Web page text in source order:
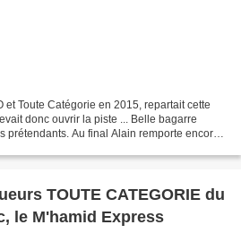
et Toute Catégorie en 2015, repartait cette
donc ouvrir la piste ... Belle bagarre
prétendants. Au final Alain remporte encore
TOUTE CATEGORIE du
le M'hamid Express